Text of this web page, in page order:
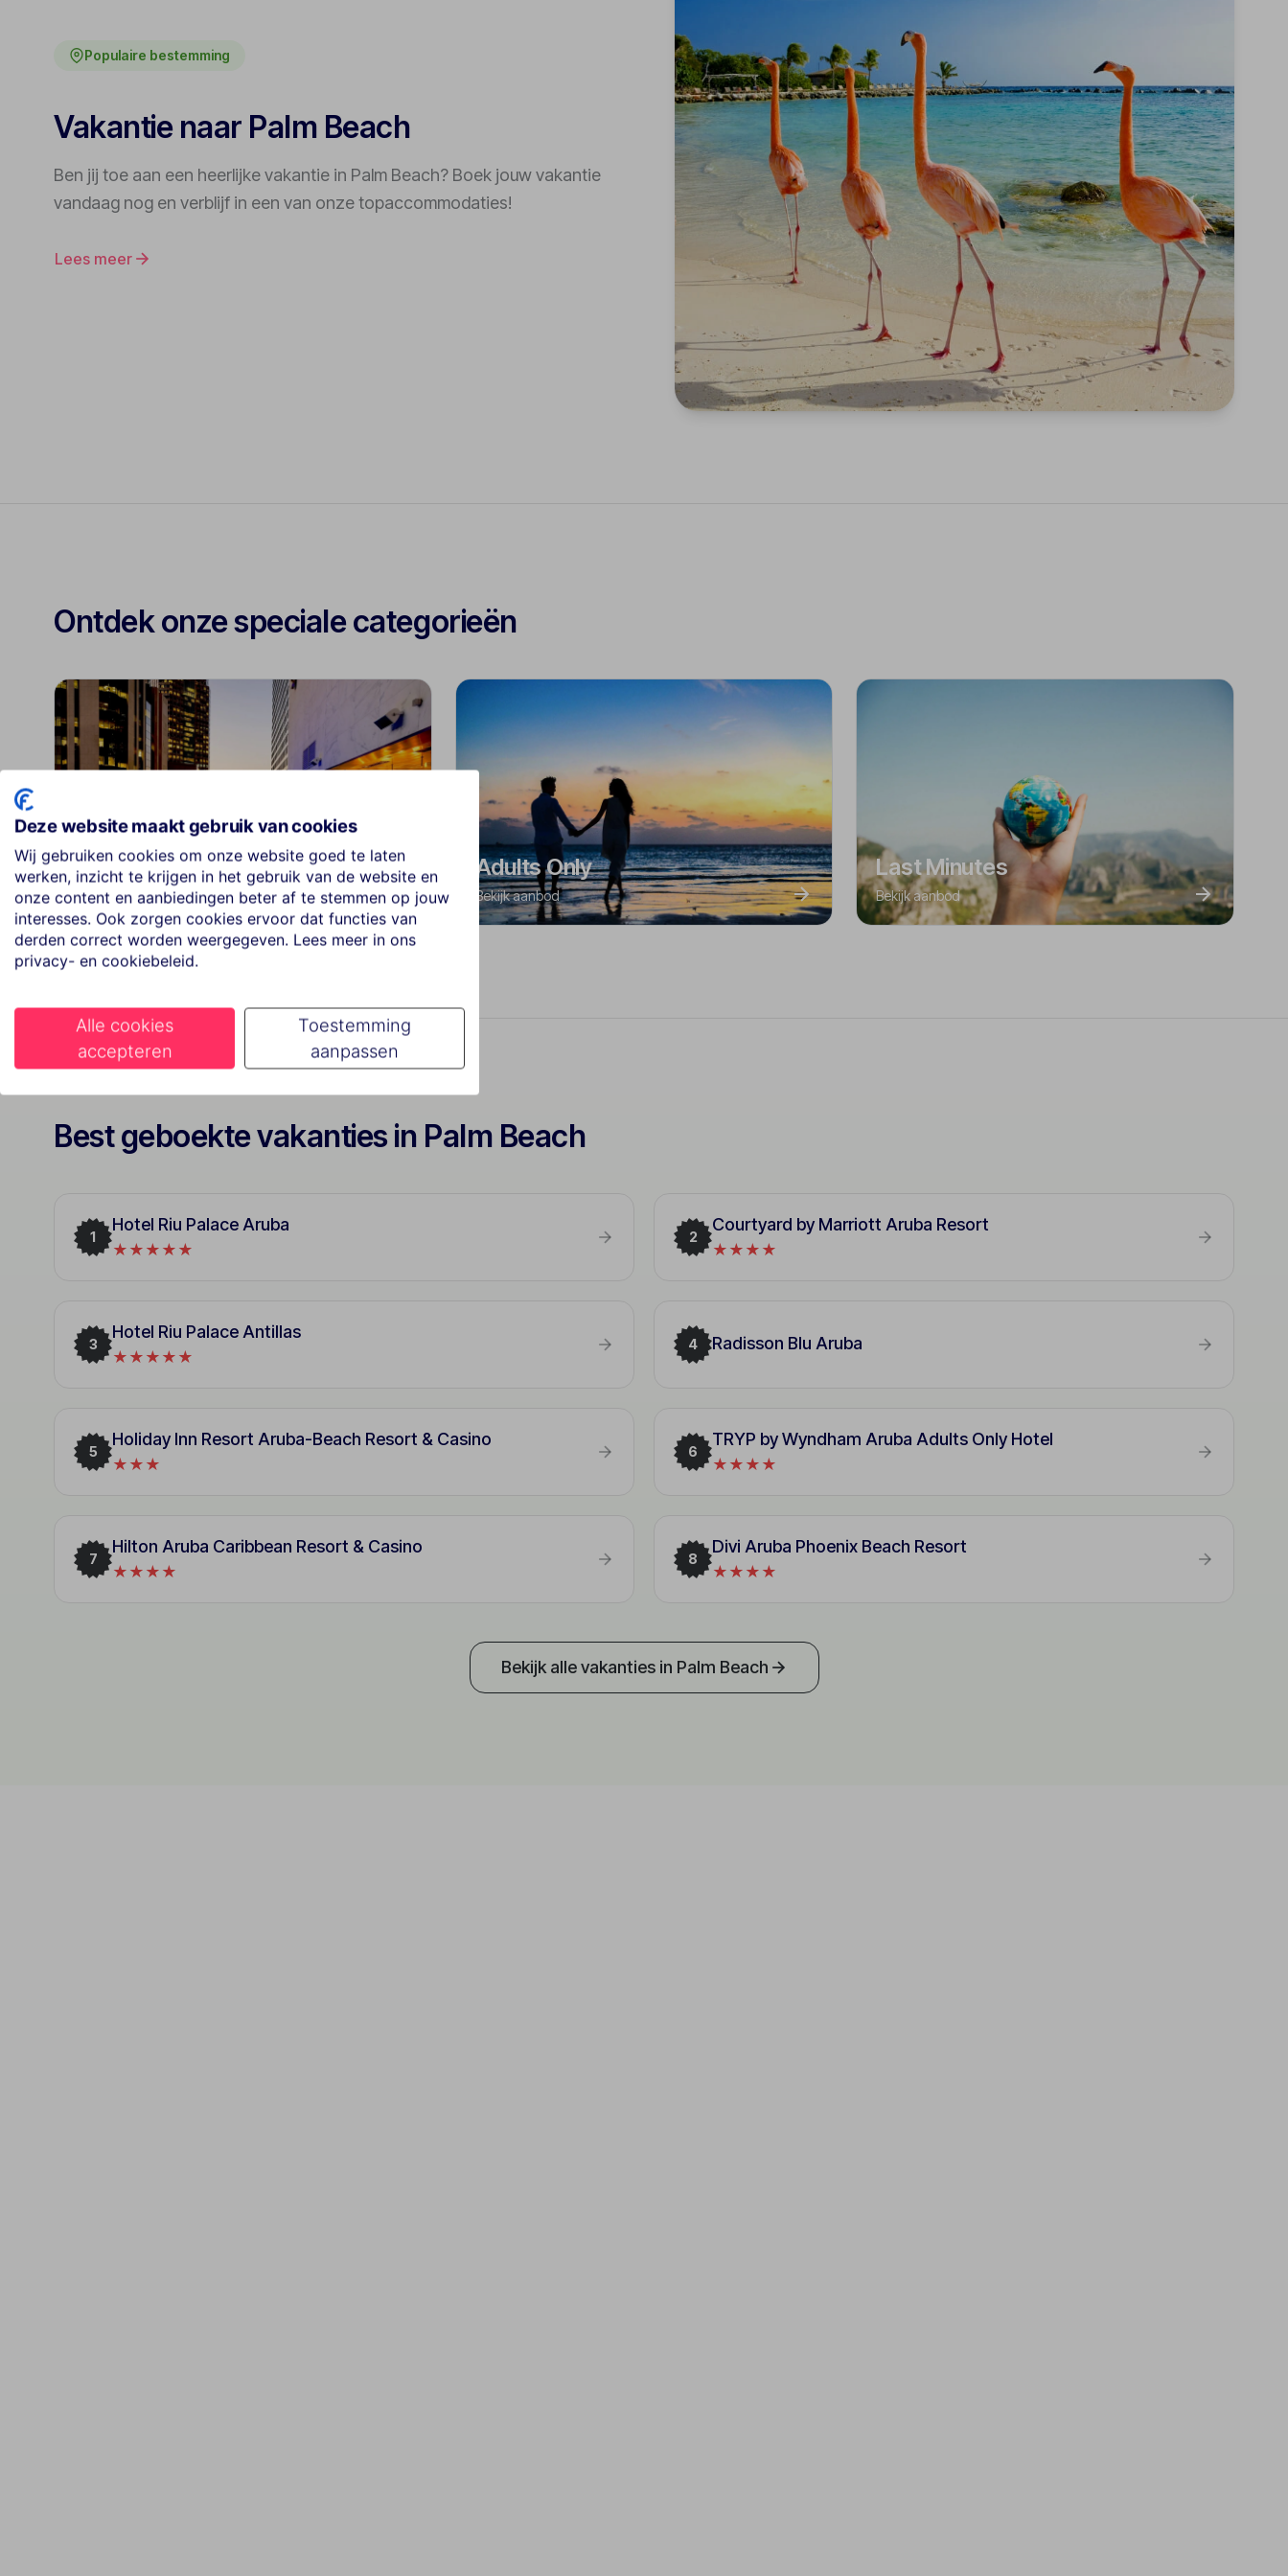
Populaire bestemming
Vakantie naar Palm Beach
Ben jij toe aan een heerlijke vakantie in Palm Beach? Boek jouw vakantie
vandaag nog en verblijf in een van onze topaccommodaties!
Lees meer
Ontdek onze speciale categorieën
All Inclusive
Bekijk aanbod
Adults Only
Bekijk aanbod
Last Minutes
Bekijk aanbod
Best geboekte vakanties in Palm Beach
1
Hotel Riu Palace Aruba
★★★★★
2
Courtyard by Marriott Aruba Resort
★★★★
3
Hotel Riu Palace Antillas
★★★★★
4 Radisson Blu Aruba
5
Holiday Inn Resort Aruba-Beach Resort & Casino
★★★
6
TRYP by Wyndham Aruba Adults Only Hotel
★★★★
7
Hilton Aruba Caribbean Resort & Casino
★★★★
8
Divi Aruba Phoenix Beach Resort
★★★★
Bekijk alle vakanties in Palm Beach
Deze website maakt gebruik van cookies
Wij gebruiken cookies om onze website goed te laten
werken, inzicht te krijgen in het gebruik van de website en
onze content en aanbiedingen beter af te stemmen op jouw
interesses. Ook zorgen cookies ervoor dat functies van
derden correct worden weergegeven. Lees meer in ons
privacy- en cookiebeleid.
Alle cookies
accepteren
Toestemming
aanpassen